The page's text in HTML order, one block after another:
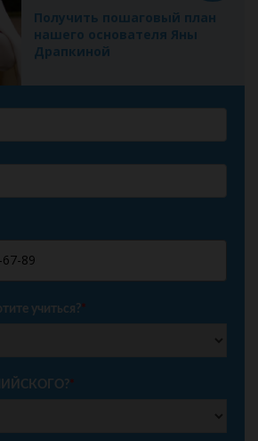
Получить пошаговый план
нашего основателя Яны
Драпкиной
учиться?*
*